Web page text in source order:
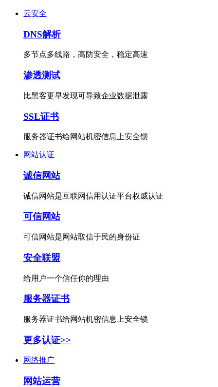
云安全
DNS解析
多节点多线路，高防安全，稳定高速
渗透测试
比黑客更早发现可导致企业数据泄露
SSL证书
服务器证书给网站机密信息上安全锁
网站认证
诚信网站
诚信网站是互联网信用认证平台权威认证
可信网站
可信网站是网站取信于民的身份证
安全联盟
给用户一个信任你的理由
服务器证书
服务器证书给网站机密信息上安全锁
更多认证>>
网络推广
网站运营